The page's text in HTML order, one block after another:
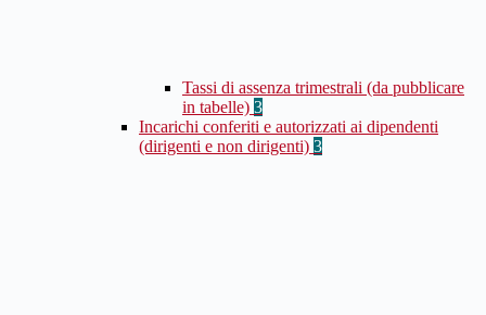
Tassi di assenza trimestrali (da pubblicare
in tabelle) 3
Incarichi conferiti e autorizzati ai dipendenti
(dirigenti e non dirigenti) 3